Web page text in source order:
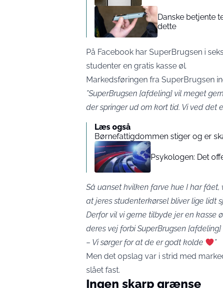
Danske betjente
dette
På Facebook har SuperBrugsen i
studenter en gratis kasse øl.
Markedsføringen fra SuperBrugsen
”SuperBrugsen [afdeling] vil meget
der springer ud om kort tid. Vi ved det
Læs også
Børnefattigdommen stiger og er
Psykologen: Det
Så uanset hvilken farve hue I har fået,
at jeres studenterkørsel bliver lige lidt
Derfor vil vi gerne tilbyde jer en kasse
deres vej forbi SuperBrugsen
– Vi sørger for at de er godt kolde
”
Men det opslag var i strid med
slået fast.
Ingen skarp grænse